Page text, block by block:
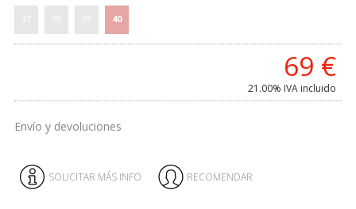
40
69 €
21.00% IVA incluido
Envío y devoluciones
SOLICITAR MÁS INFO RECOMENDAR